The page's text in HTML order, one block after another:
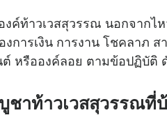
งค์ท้าวเวสสุวรรณ นอกจาก
การเงิน การงาน โชคลาภ
ต์ หรือองค์ลอย ตามข้อปฏิบัติ
ชาท้าวเวสสุวรรณที่